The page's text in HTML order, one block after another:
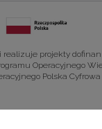
realizuje projekty
Operacyjnego
Polska Cyfrowa